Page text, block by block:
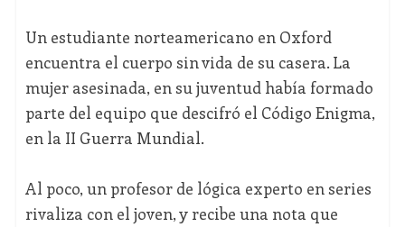
Un estudiante norteamericano en Oxford
encuentra el cuerpo sin vida de su casera. La
mujer asesinada, en su juventud había formado
parte del equipo que descifró el Código Enigma,
en la II Guerra Mundial.
Al poco, un profesor de lógica experto en series
rivaliza con el joven, y recibe una nota que